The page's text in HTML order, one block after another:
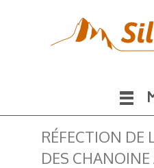
RÉFECTION DE
DES